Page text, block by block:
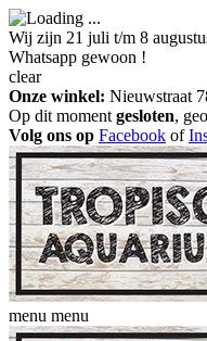
Wij zijn 21 juli t/m 8
Whatsapp gewoon !
clear
Onze winkel: Nieuwstraat
Op dit moment gesloten,
Volg ons op Facebook of
menu menu